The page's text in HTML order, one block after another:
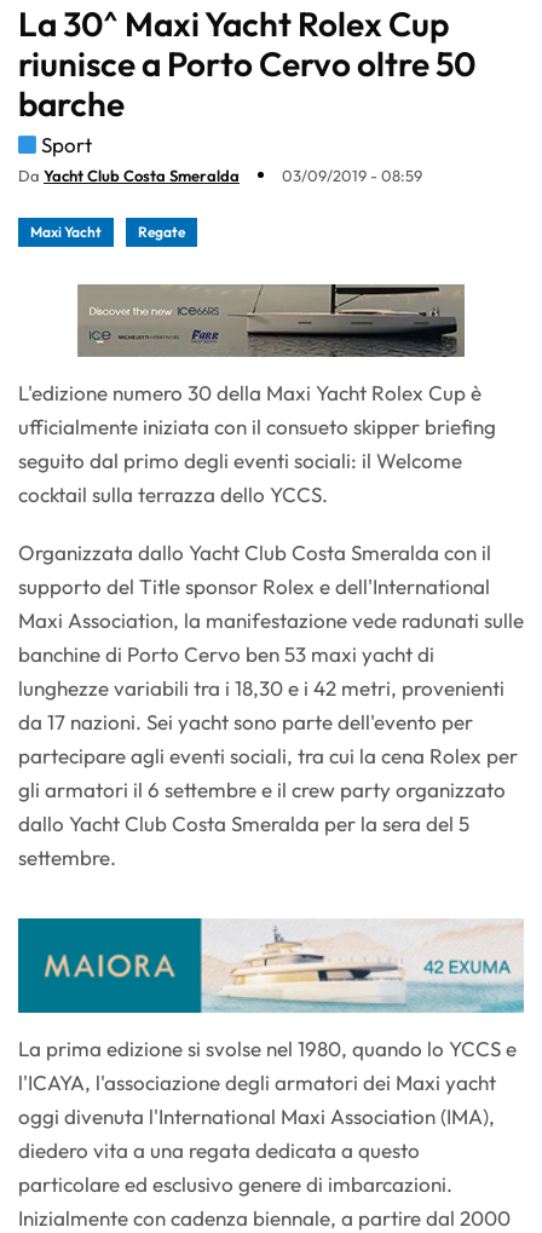
La 30^ Maxi Yacht Rolex Cup
riunisce a Porto Cervo oltre 50
barche
Sport
Da Yacht Club Costa Smeralda 03/09/2019 - 08:59
Maxi Yacht Regate
L'edizione numero 30 della Maxi Yacht Rolex Cup è
ufficialmente iniziata con il consueto skipper briefing
seguito dal primo degli eventi sociali: il Welcome
cocktail sulla terrazza dello YCCS.
Organizzata dallo Yacht Club Costa Smeralda con il
supporto del Title sponsor Rolex e dell'International
Maxi Association, la manifestazione vede radunati sulle
banchine di Porto Cervo ben 53 maxi yacht di
lunghezze variabili tra i 18,30 e i 42 metri, provenienti
da 17 nazioni. Sei yacht sono parte dell'evento per
partecipare agli eventi sociali, tra cui la cena Rolex per
gli armatori il 6 settembre e il crew party organizzato
dallo Yacht Club Costa Smeralda per la sera del 5
settembre.
La prima edizione si svolse nel 1980, quando lo YCCS e
l'ICAYA, l'associazione degli armatori dei Maxi yacht
oggi divenuta l'International Maxi Association (IMA),
diedero vita a una regata dedicata a questo
particolare ed esclusivo genere di imbarcazioni.
Inizialmente con cadenza biennale, a partire dal 2000